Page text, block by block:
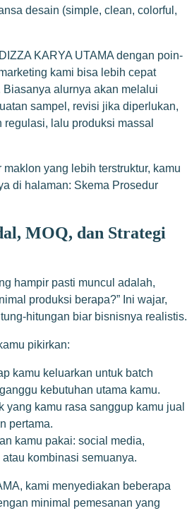
desain (simple, clean, colorful,
KARYA UTAMA dengan poin-
kami bisa lebih cepat
alurnya akan melalui
sampel, revisi jika diperlukan,
lalu produksi massal
yang lebih terstruktur, kamu
di halaman: Skema Prosedur
MOQ, dan Strategi
hampir pasti muncul adalah,
produksi berapa?” Ini wajar,
hitungan biar bisnisnya realistis.
pikirkan:
kamu keluarkan untuk batch
kebutuhan utama kamu.
yang kamu rasa sanggup kamu jual
pertama.
kamu pakai: social media,
kombinasi semuanya.
kami menyediakan beberapa
minimal pemesanan yang